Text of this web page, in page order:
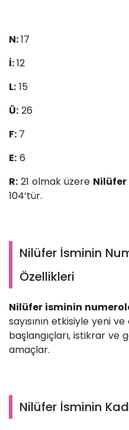
N:17
İ:12
L: 15
Ü: 26
F: 7
E: 6
R: 21 olmak üzere
104’tür.
Nilüfer İsminin
Özellikleri
Nilüfer isminin
sayısının etkisiyle yeni
başlangıçları, istikrar ve
amaçlar.
Nilüfer İsminin